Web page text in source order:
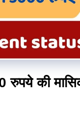
रुपये की